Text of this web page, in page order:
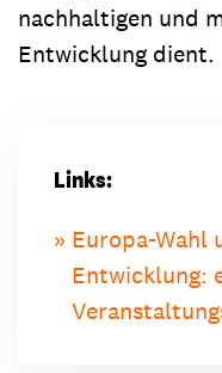
nachhaltigen und
Entwicklung dient.
Links:
Europa-Wahl
Entwicklung: